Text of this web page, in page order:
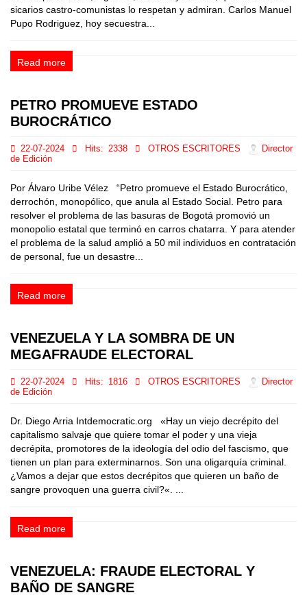
sicarios castro-comunistas lo respetan y admiran. Carlos Manuel
Pupo Rodriguez, hoy secuestra...
Read more
PETRO PROMUEVE ESTADO
BUROCRÁTICO
22-07-2024 Hits: 2338 OTROS ESCRITORES
Director
de Edición
Por Álvaro Uribe Vélez “Petro promueve el Estado Burocrático,
derrochón, monopólico, que anula al Estado Social. Petro para
resolver el problema de las basuras de Bogotá promovió un
monopolio estatal que terminó en carros chatarra. Y para atender
el problema de la salud amplió a 50 mil individuos en contratación
de personal, fue un desastre...
Read more
VENEZUELA Y LA SOMBRA DE UN
MEGAFRAUDE ELECTORAL
22-07-2024 Hits: 1816 OTROS ESCRITORES
Director
de Edición
Dr. Diego Arria Intdemocratic.org «Hay un viejo decrépito del
capitalismo salvaje que quiere tomar el poder y una vieja
decrépita, promotores de la ideología del odio del fascismo, que
tienen un plan para exterminarnos. Son una oligarquía criminal.
¿Vamos a dejar que estos decrépitos que quieren un baño de
sangre provoquen una guerra civil?«. ...
Read more
VENEZUELA: FRAUDE ELECTORAL Y
BAÑO DE SANGRE